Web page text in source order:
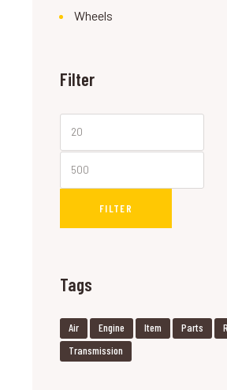
Wheels
Filter
Min
price
FILTER
Tags
Air Engine Item Parts
Transmission